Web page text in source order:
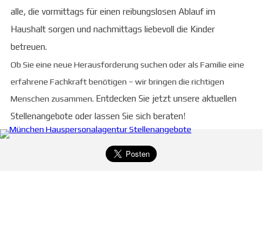
alle, die vormittags für einen reibungslosen Ablauf im
Haushalt sorgen und nachmittags liebevoll die Kinder
betreuen.
Ob Sie eine neue Herausforderung suchen oder als Familie eine
erfahrene Fachkraft benötigen – wir bringen die richtigen
Menschen zusammen. Entdecken Sie jetzt unsere aktuellen
Stellenangebote oder lassen Sie sich beraten!